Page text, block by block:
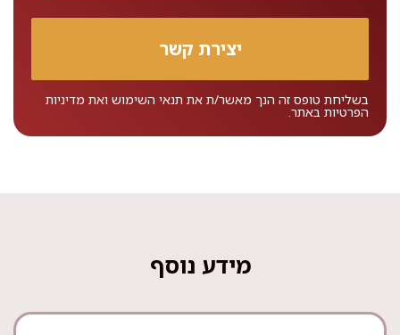
בשליחת טופס זה הנך מאשר/ת את תנאי השימוש ואת מדיניות
הפרטיות באתר.
מידע נוסף